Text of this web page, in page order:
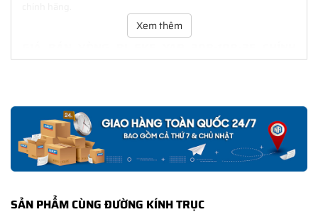
HÃNG LUÔN TỐT NHẤT
bán hàng. Chúng tôi cam kết luôn đồng hành cùng Khách hàng
trong suốt quá trình sử dụng các sản phẩm SKF chính hãng.
Tất cả các sản phẩm SKF chính hãng do
Xem thêm
SẢN PHẨM CÙNG ĐƯỜNG KÍNH TRỤC